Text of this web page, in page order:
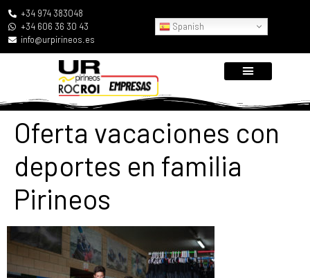
+34 974 383048
+34 606 36 30 43
info@urpirineos.es
Spanish
Oferta vacaciones con
deportes en familia
Pirineos